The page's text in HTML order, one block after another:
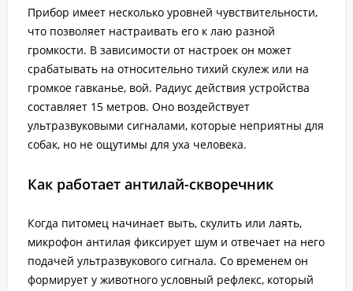
Прибор имеет несколько уровней чувствительности,
что позволяет настраивать его к лаю разной
громкости. В зависимости от настроек он может
срабатывать на относительно тихий скулеж или на
громкое гавканье, вой. Радиус действия устройства
составляет 15 метров. Оно воздействует
ультразвуковыми сигналами, которые неприятны для
собак, но не ощутимы для уха человека.
Как работает антилай-скворечник
Когда питомец начинает выть, скулить или лаять,
микрофон антилая фиксирует шум и отвечает на него
подачей ультразвукового сигнала. Со временем он
формирует у животного условный рефлекс, который